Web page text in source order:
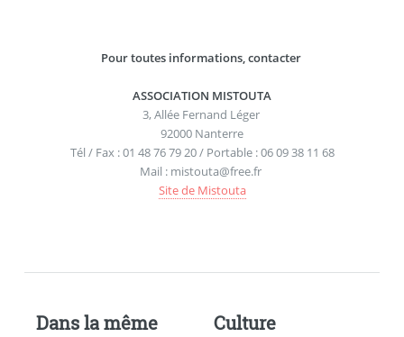
Pour toutes informations, contacter
ASSOCIATION MISTOUTA
3, Allée Fernand Léger
92000 Nanterre
Tél / Fax : 01 48 76 79 20 / Portable : 06 09 38 11 68
Mail : mistouta@free.fr
Site de Mistouta
Dans la même
Culture